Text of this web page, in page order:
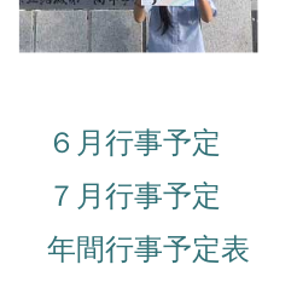
６月行事予定
７月行事予定
年間行事予定表